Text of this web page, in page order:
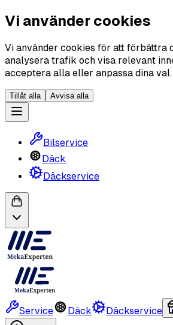
Vi använder cookies
Vi använder cookies för att förbättra
analysera trafik och visa relevant
acceptera alla eller anpassa dina val.
Tillåt alla Avvisa alla
Bilservice
Däck
Däckservice
Service Däck Däckservice